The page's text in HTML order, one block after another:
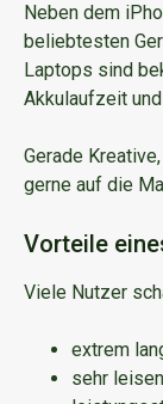
Neben dem
beliebtesten
Laptops sind
Akkulaufzeit
Gerade
gerne auf die
Vorteile
Viele Nutzer
extrem
sehr